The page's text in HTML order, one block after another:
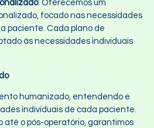
: Oferecemos um
focado nas necessidades
paciente. Cada plano de
às necessidades individuais
humanizado, entendendo e
individuais de cada paciente.
até o pós-operatório, garantimos